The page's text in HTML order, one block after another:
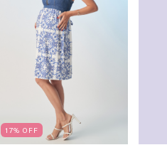
17% OFF